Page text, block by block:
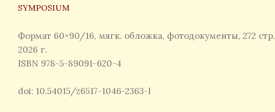
SYMPOSIUM
Формат 60×90/16, мягк. обложка, фотодокументы, 272 стр.
2026 г.
ISBN 978-5-89091-620-4
doi: 10.54015/z6517-1046-2363-l